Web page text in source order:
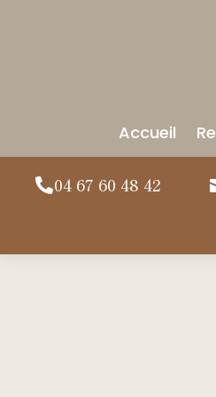
Accueil
04 67 60 48 42